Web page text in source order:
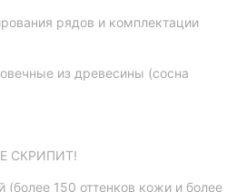
рядов и комплектации
из древесины (сосна
СКРИПИТ!
150 оттенков кожи и более